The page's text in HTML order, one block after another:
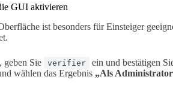
GUI aktivieren
ist besonders für Einsteiger
, geben Sie verifier ein und bestätigen
wählen das Ergebnis „Als